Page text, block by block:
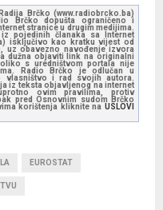
Brčko (www.radiobrcko.ba)
Brčko dopušta ograničeno i
stranice u drugim medijima.
pojedinih članaka sa Internet
isključivo kao kratku vijest od
uz obavezno navođenje izvora
dužna objaviti link na originalni
s uredništvom portala nije
Radio Brčko je odlučan u
vlasništvo i rad svojih autora.
iz teksta objavljenog na internet
ovim pravilima, protiv
pred Osnovnim sudom Brčko
korištenja kliknite na USLOVI
EUROSTAT